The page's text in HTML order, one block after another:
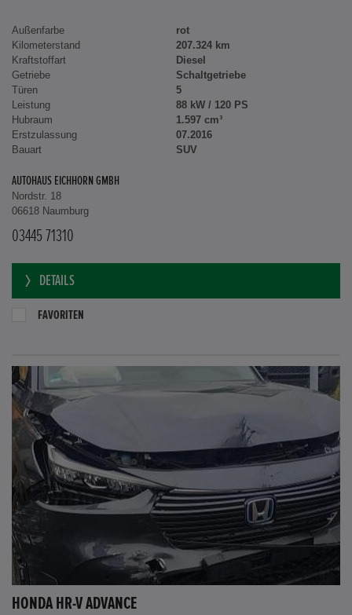
Außenfarbe
rot
Kilometerstand
207.324 km
Kraftstoffart
Diesel
Getriebe
Schaltgetriebe
Türen
5
Leistung
88 kW / 120 PS
Hubraum
1.597 cm³
Erstzulassung
07.2016
Bauart
SUV
AUTOHAUS EICHHORN GMBH
Nordstr. 18
06618 Naumburg
03445 71310
DETAILS
FAVORITEN
HONDA HR-V ADVANCE